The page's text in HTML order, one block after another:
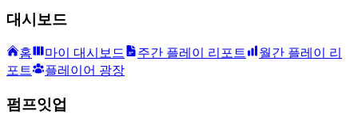
대시보드
홈 마이 대시보드 주간 플레이 리포트
월간 플레이 리
포트
플레이어 광장
펌프잇업